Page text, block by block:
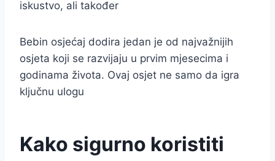
iskustvo, ali također
Bebin osjećaj dodira jedan je od najvažnijih
osjeta koji se razvijaju u prvim mjesecima i
godinama života. Ovaj osjet ne samo da igra
ključnu ulogu
Kako sigurno koristiti